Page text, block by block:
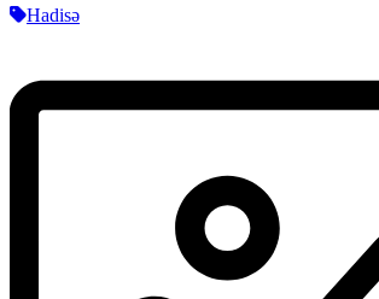
Hadisə